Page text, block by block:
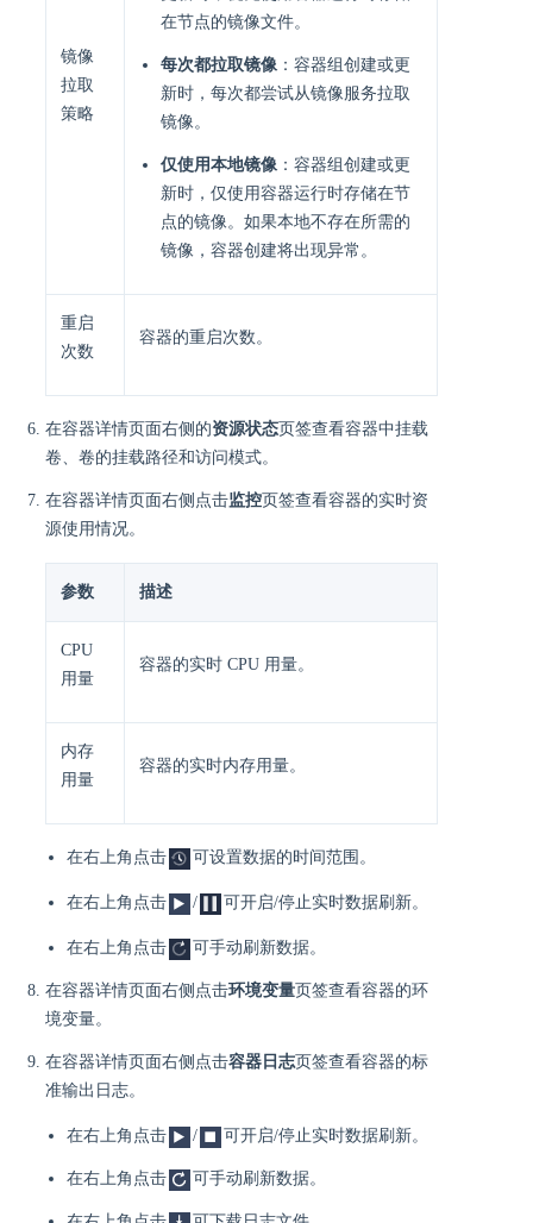
镜像
拉取
策略
在节点的镜像文件。
每次都拉取镜像 ：容器组创建或更
新时，每次都尝试从镜像服务拉取
镜像。
仅使用本地镜像 ：容器组创建或更
新时，仅使用容器运行时存储在节
点的镜像。如果本地不存在所需的
镜像，容器创建将出现异常。
重启
次数
容器的重启次数。
在容器详情页面右侧的资源状态页签查看容器中挂载
卷、卷的挂载路径和访问模式。
在容器详情页面右侧点击监控页签查看容器的实时资
源使用情况。
参数 描述
CPU
用量
容器的实时 CPU 用量。
内存
用量
容器的实时内存用量。
在右上角点击 可设置数据的时间范围。
在右上角点击 / 可开启/停止实时数据刷新。
在右上角点击 可手动刷新数据。
在容器详情页面右侧点击环境变量页签查看容器的环
境变量。
在容器详情页面右侧点击容器日志页签查看容器的标
准输出日志。
在右上角点击 / 可开启/停止实时数据刷新。
在右上角点击 可手动刷新数据。